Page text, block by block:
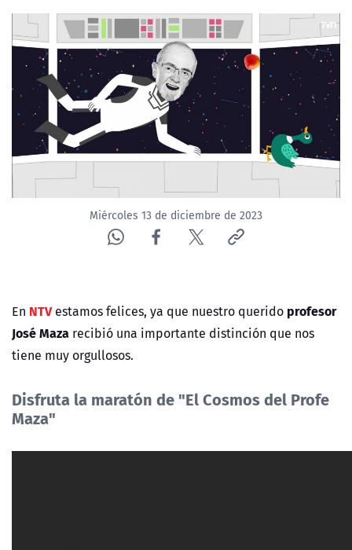
CANAL DE DENUNCIAS
ÁREA DE PROYECTOS
Miércoles 13 de diciembre de 2023
En NTVestamos felices, ya que nuestro querido profesor
José Maza recibió una importante distinción que nos
tiene muy orgullosos.
Disfruta la maratón de "El Cosmos del Profe
Maza"